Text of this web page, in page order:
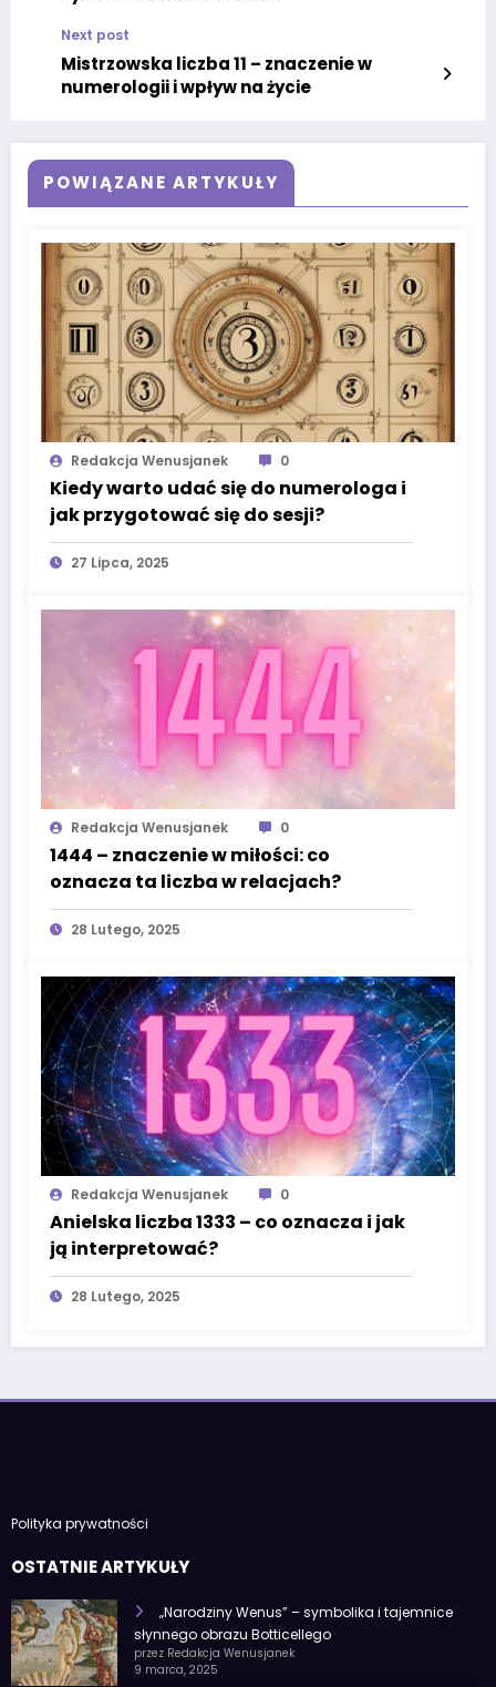
Next post
Mistrzowska liczba 11 – znaczenie w
numerologii i wpływ na życie
POWIĄZANE ARTYKUŁY
Redakcja Wenusjanek 0
Kiedy warto udać się do numerologa i
jak przygotować się do sesji?
27 Lipca, 2025
Redakcja Wenusjanek 0
1444 – znaczenie w miłości: co
oznacza ta liczba w relacjach?
28 Lutego, 2025
Redakcja Wenusjanek 0
Anielska liczba 1333 – co oznacza i jak
ją interpretować?
28 Lutego, 2025
Polityka prywatności
OSTATNIE ARTYKUŁY
„Narodziny Wenus” – symbolika i tajemnice
słynnego obrazu Botticellego
przez Redakcja Wenusjanek
9 marca, 2025